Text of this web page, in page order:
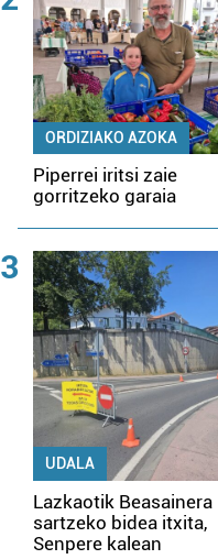
ORDIZIAKO AZOKA
Piperrei iritsi zaie
gorritzeko garaia
3
UDALA
Lazkaotik Beasainera
sartzeko bidea itxita,
Senpere kalean